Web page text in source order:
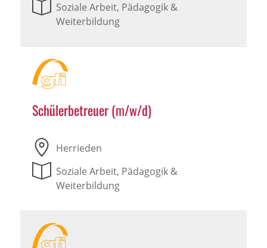
Soziale Arbeit, Pädagogik &
Weiterbildung
Schülerbetreuer (m/w/d)
Herrieden
Soziale Arbeit, Pädagogik &
Weiterbildung